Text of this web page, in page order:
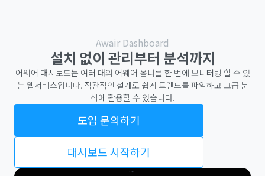
Awair Dashboard
설치 없이 관리부터 분석까지
어웨어 대시보드는 여러 대의 어웨어 옴니를 한 번에 모니터링 할 수 있
는 웹서비스입니다. 직관적인 설계로 쉽게 트렌드를 파악하고 고급 분
석에 활용할 수 있습니다.
도입 문의하기
대시보드 시작하기